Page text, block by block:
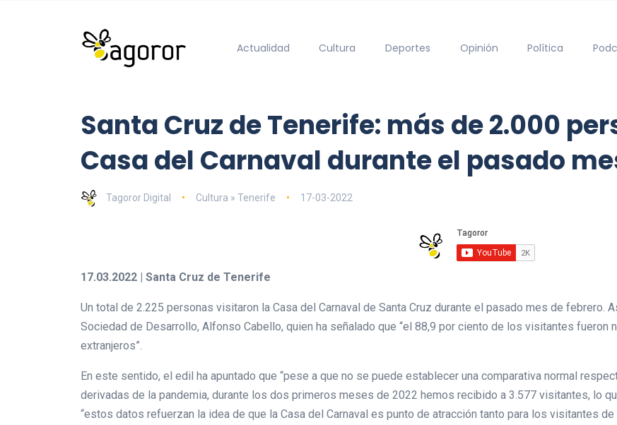
Actualidad Cultura Deportes Opinión Política
Santa Cruz de Tenerife: más de 2.000
Casa del Carnaval durante el pasado
Tagoror Digital Cultura » Tenerife 17-03-2022
17.03.2022 | Santa Cruz de Tenerife
Un total de 2.225 personas visitaron la Casa del Carnaval de Santa Cruz durante el pasado mes de febrero.
Sociedad de Desarrollo, Alfonso Cabello, quien ha señalado que “el 88,9 por ciento de los visitantes fueron
extranjeros”.
En este sentido, el edil ha apuntado que “pese a que no se puede establecer una comparativa normal
derivadas de la pandemia, durante los dos primeros meses de 2022 hemos recibido a 3.577 visitantes, lo
“estos datos refuerzan la idea de que la Casa del Carnaval es punto de atracción tanto para los visitantes